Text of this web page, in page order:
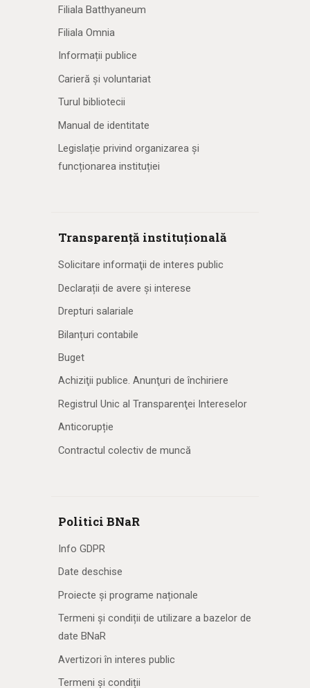
Filiala Batthyaneum
Filiala Omnia
Informații publice
Carieră și voluntariat
Turul bibliotecii
Manual de identitate
Legislație privind organizarea și
funcționarea instituției
Transparență instituțională
Solicitare informaţii de interes public
Declarații de avere și interese
Drepturi salariale
Bilanțuri contabile
Buget
Achiziţii publice. Anunţuri de închiriere
Registrul Unic al Transparenţei Intereselor
Anticorupție
Contractul colectiv de muncă
Politici BNaR
Info GDPR
Date deschise
Proiecte și programe naționale
Termeni și condiții de utilizare a bazelor de
date BNaR
Avertizori în interes public
Termeni și condiții